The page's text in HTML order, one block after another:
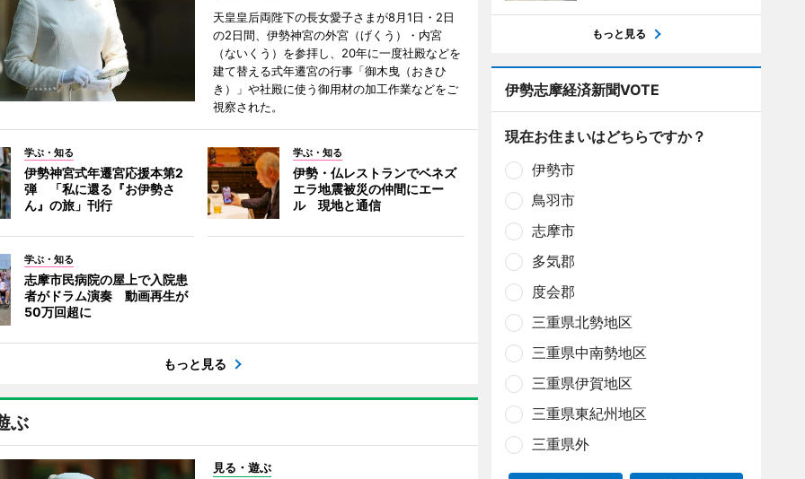
天皇皇后両陛下の長女愛子さまが8月1日・2日
の2日間、伊勢神宮の外宮（げくう）・内宮
（ないくう）を参拝し、20年に一度社殿などを
建て替える式年遷宮の行事「御木曳（おきひ
き）」や社殿に使う御用材の加工作業などをご
視察された。
学ぶ・知る
伊勢神宮式年遷宮応援本第2
弾 「私に還る『お伊勢さ
ん』の旅」刊行
学ぶ・知る
伊勢・仏レストランでベネズ
エラ地震被災の仲間にエー
ル 現地と通信
学ぶ・知る
志摩市民病院の屋上で入院患
者がドラム演奏 動画再生が
50万回超に
もっと見る
ぶ
見る・遊ぶ
もっと見る
伊勢志摩経済新聞VOTE
現在お住まいはどちらですか？
伊勢市
鳥羽市
志摩市
多気郡
度会郡
三重県北勢地区
三重県中南勢地区
三重県伊賀地区
三重県東紀州地区
三重県外